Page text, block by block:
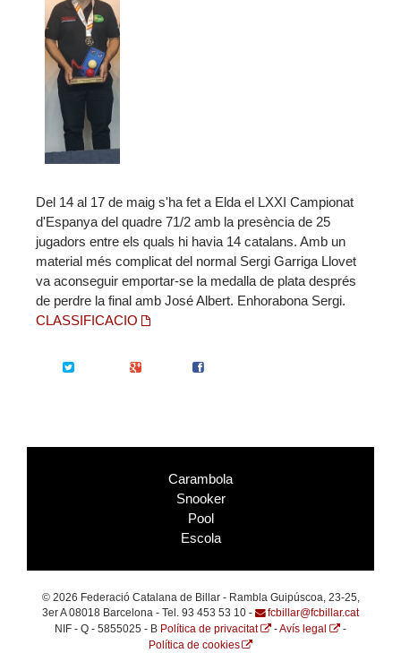
Del 14 al 17 de maig s'ha fet a Elda el LXXI Campionat
d'Espanya del quadre 71/2 amb la presència de 25
jugadors entre els quals hi havia 14 catalans. Amb un
material més complicat del normal Sergi Garriga Llovet
va aconseguir emportar-se la medalla de plata després
de perdre la final amb José Albert. Enhorabona Sergi.
CLASSIFICACIO
Google+
Carambola
Snooker
Pool
Escola
© 2026 Federació Catalana de Billar - Rambla Guipúscoa, 23-25,
3er A 08018 Barcelona - Tel. 93 453 53 10 -
fcbillar@fcbillar.cat
NIF - Q - 5855025 - B Política de privacitat -Avís legal
-
Política de cookies